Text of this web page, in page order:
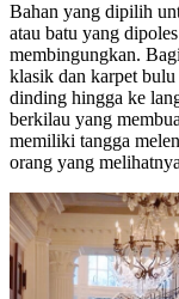
Bahan yang dipilih
atau batu yang
membingungkan.
klasik dan karpet
dinding hingga ke
berkilau yang
memiliki tangga
orang yang